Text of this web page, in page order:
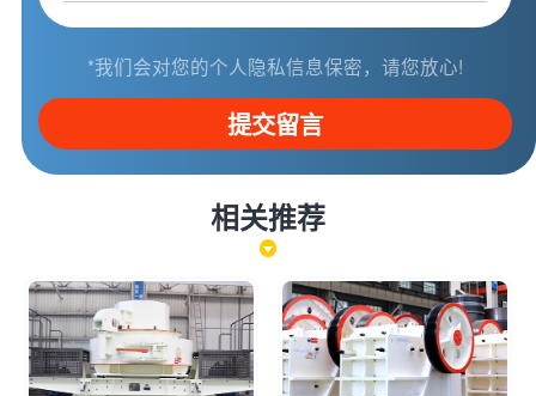
*我们会对您的个人隐私信息保密，请您放心!
提交留言
相关推荐